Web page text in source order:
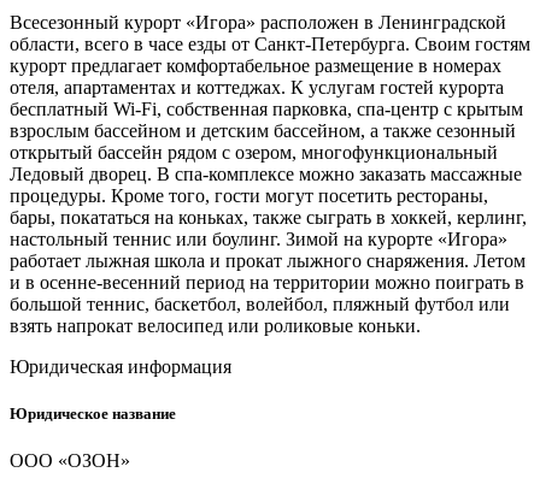
Всесезонный курорт «Игора» расположен в Ленинградской
области, всего в часе езды от Санкт-Петербурга. Своим гостям
курорт предлагает комфортабельное размещение в номерах
отеля, апартаментах и коттеджах. К услугам гостей курорта
бесплатный Wi-Fi, собственная парковка, спа-центр с крытым
взрослым бассейном и детским бассейном, а также сезонный
открытый бассейн рядом с озером, многофункциональный
Ледовый дворец. В спа-комплексе можно заказать массажные
процедуры. Кроме того, гости могут посетить рестораны,
бары, покататься на коньках, также сыграть в хоккей, керлинг,
настольный теннис или боулинг. Зимой на курорте «Игора»
работает лыжная школа и прокат лыжного снаряжения. Летом
и в осенне-весенний период на территории можно поиграть в
большой теннис, баскетбол, волейбол, пляжный футбол или
взять напрокат велосипед или роликовые коньки.
Юридическая информация
Юридическое название
ООО «ОЗОН»